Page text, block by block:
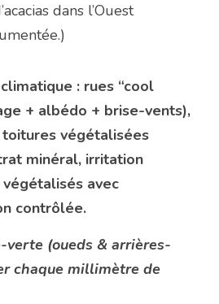
dans l’Ouest
: rues “cool
+ albédo + brise-vents),
végétalisées
minéral, irritation
avec
contrôlée.
verte (oueds & arrières-
chaque millimètre de